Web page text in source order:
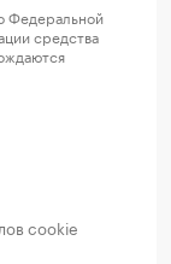
Федеральной
средства
cookie